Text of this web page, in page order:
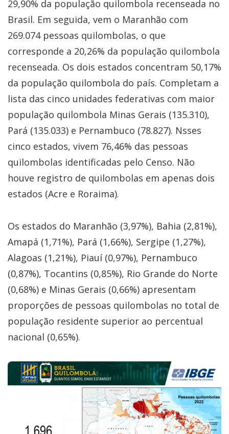
29,90% da população quilombola recenseada no
Brasil. Em seguida, vem o Maranhão com
269.074 pessoas quilombolas, o que
corresponde a 20,26% da população quilombola
recenseada. Os dois estados concentram 50,17%
da população quilombola do país. Completam a
lista das cinco unidades federativas com maior
população quilombola Minas Gerais (135.310),
Pará (135.033) e Pernambuco (78.827). Nsses
cinco estados, vivem 76,46% das pessoas
quilombolas identificadas pelo Censo. Não
houve registro de quilombolas em apenas dois
estados (Acre e Roraima).
Os estados do Maranhão (3,97%), Bahia (2,81%),
Amapá (1,71%), Pará (1,66%), Sergipe (1,27%),
Alagoas (1,21%), Piauí (0,97%), Pernambuco
(0,87%), Tocantins (0,85%), Rio Grande do Norte
(0,68%) e Minas Gerais (0,66%) apresentam
proporções de pessoas quilombolas no total de
população residente superior ao percentual
nacional (0,65%).